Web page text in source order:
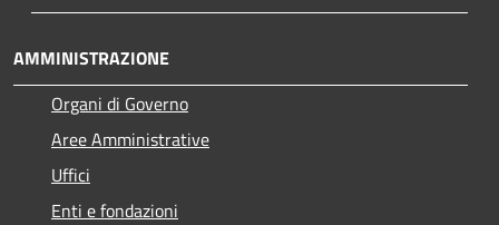
AMMINISTRAZIONE
Organi di Governo
Aree Amministrative
Uffici
Enti e fondazioni